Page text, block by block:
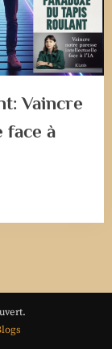
Vaincre
face à